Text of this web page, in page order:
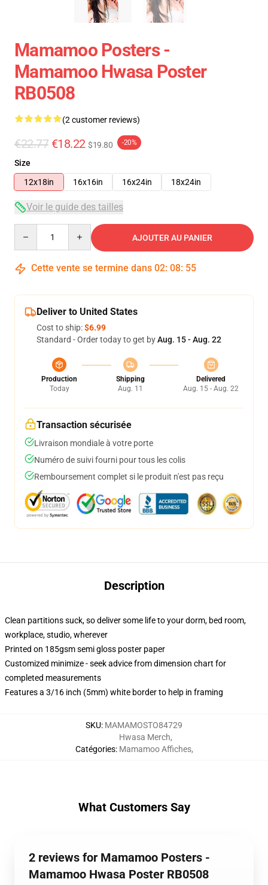
Mamamoo Posters -
Mamamoo Hwasa Poster
RB0508
(2 customer reviews)
€22.77 €18.22 $19.80 -20%
Size
12x18in
16x16in 16x24in 18x24in
Voir le guide des tailles
AJOUTER AU PANIER
Cette vente se termine dans 02: 08: 54
Deliver to United States
Cost to ship:$6.99
Standard - Order today to get byAug. 15 - Aug. 22
Production
Today
Shipping
Aug. 11
Delivered
Aug. 15 - Aug. 22
Transaction sécurisée
Livraison mondiale à votre porte
Numéro de suivi fourni pour tous les colis
Remboursement complet si le produit n'est pas reçu
Description
Clean partitions suck, so deliver some life to your dorm, bed room,
workplace, studio, wherever
Printed on 185gsm semi gloss poster paper
Customized minimize - seek advice from dimension chart for
completed measurements
Features a 3/16 inch (5mm) white border to help in framing
SKU: MAMAMOSTO84729
Catégories:
Hwasa Merch,
Mamamoo Affiches,
What Customers Say
2 reviews for Mamamoo Posters -
Mamamoo Hwasa Poster RB0508